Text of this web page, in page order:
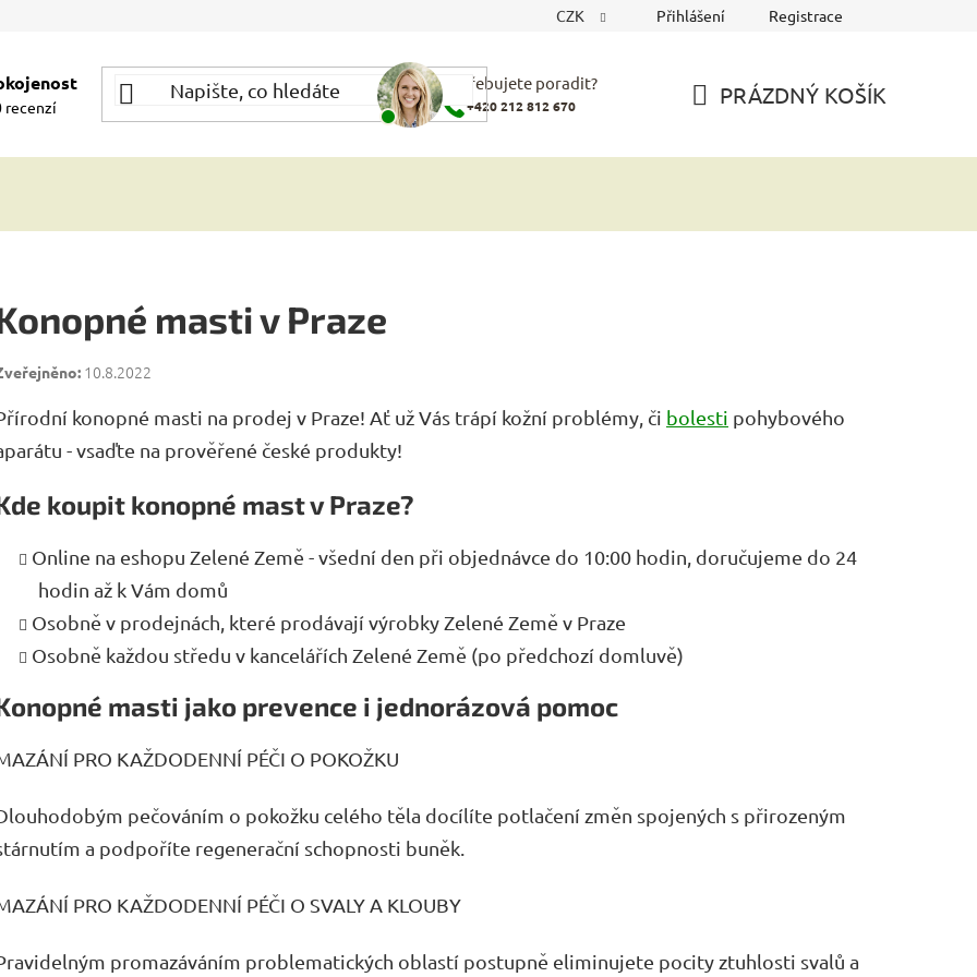
CZK Přihlášení Registrace
recenzí
Potřebujete poradit?
+420 212 812 670 PRÁZDNÝ KOŠÍK
masti v Praze
10.8.2022
konopné masti na prodej v Praze! Ať už Vás trápí kožní problémy, či bolesti pohybového
- vsaďte na prověřené české produkty!
koupit konopné mast v Praze?
Online na eshopu Zelené Země - všední den při objednávce do 10:00 hodin, doručujeme do 24
hodin až k Vám domů
Osobně v prodejnách, které prodávají výrobky Zelené Země v Praze
Osobně každou středu v kancelářích Zelené Země (po předchozí domluvě)
masti jako prevence i jednorázová pomoc
PRO KAŽDODENNÍ PÉČI O POKOŽKU
pečováním o pokožku celého těla docílíte potlačení změn spojených s přirozeným
a podpoříte regenerační schopnosti buněk.
PRO KAŽDODENNÍ PÉČI O SVALY A KLOUBY
promazáváním problematických oblastí postupně eliminujete pocity ztuhlosti svalů a